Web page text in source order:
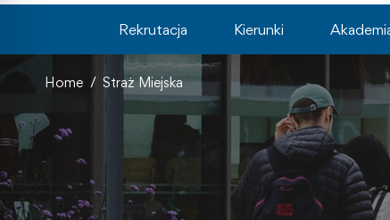
Rekrutacja Kierunki
Home Straż Miejska